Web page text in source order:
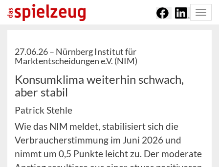
27.06.26 – Nürnberg Institut für
Marktentscheidungen e.V. (NIM)
Konsumklima weiterhin schwach,
aber stabil
Patrick Stehle
Wie das NIM meldet, stabilisiert sich die
Verbraucherstimmung im Juni 2026 und
nimmt um 0,5 Punkte leicht zu. Der moderate